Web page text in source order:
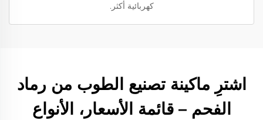
كهربائية أكثر.
اشترِ ماكينة تصنيع الطوب من رماد
الفحم – قائمة الأسعار، الأنواع